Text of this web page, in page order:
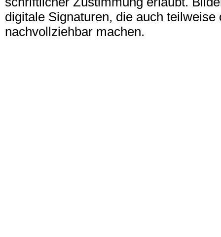
digitale Signaturen, die auch
nachvollziehbar machen.